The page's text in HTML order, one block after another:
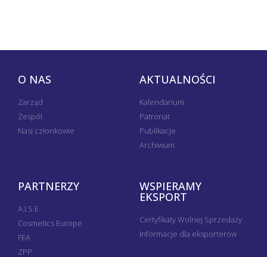
O NAS
Zarząd
Zespół
Nasi członkowie
AKTUALNOŚCI
Kalendarium
Patronat
Publikacje
Archiwum
PARTNERZY
A.I.S.E
Cosmetics Europe
FEA
ZPP
WSPIERAMY
EKSPORT
Certyfikaty Wolnej Sprzedaży
Informacje dla eksporterów